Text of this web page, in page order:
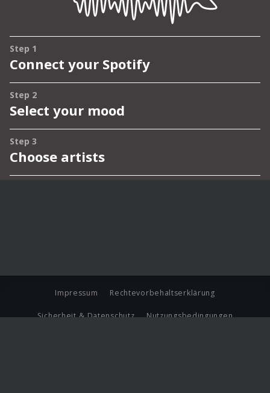
Impressum Rechtevorbehaltserklärung
Sicherheit & Datenschutz Nutzungsbedingungen